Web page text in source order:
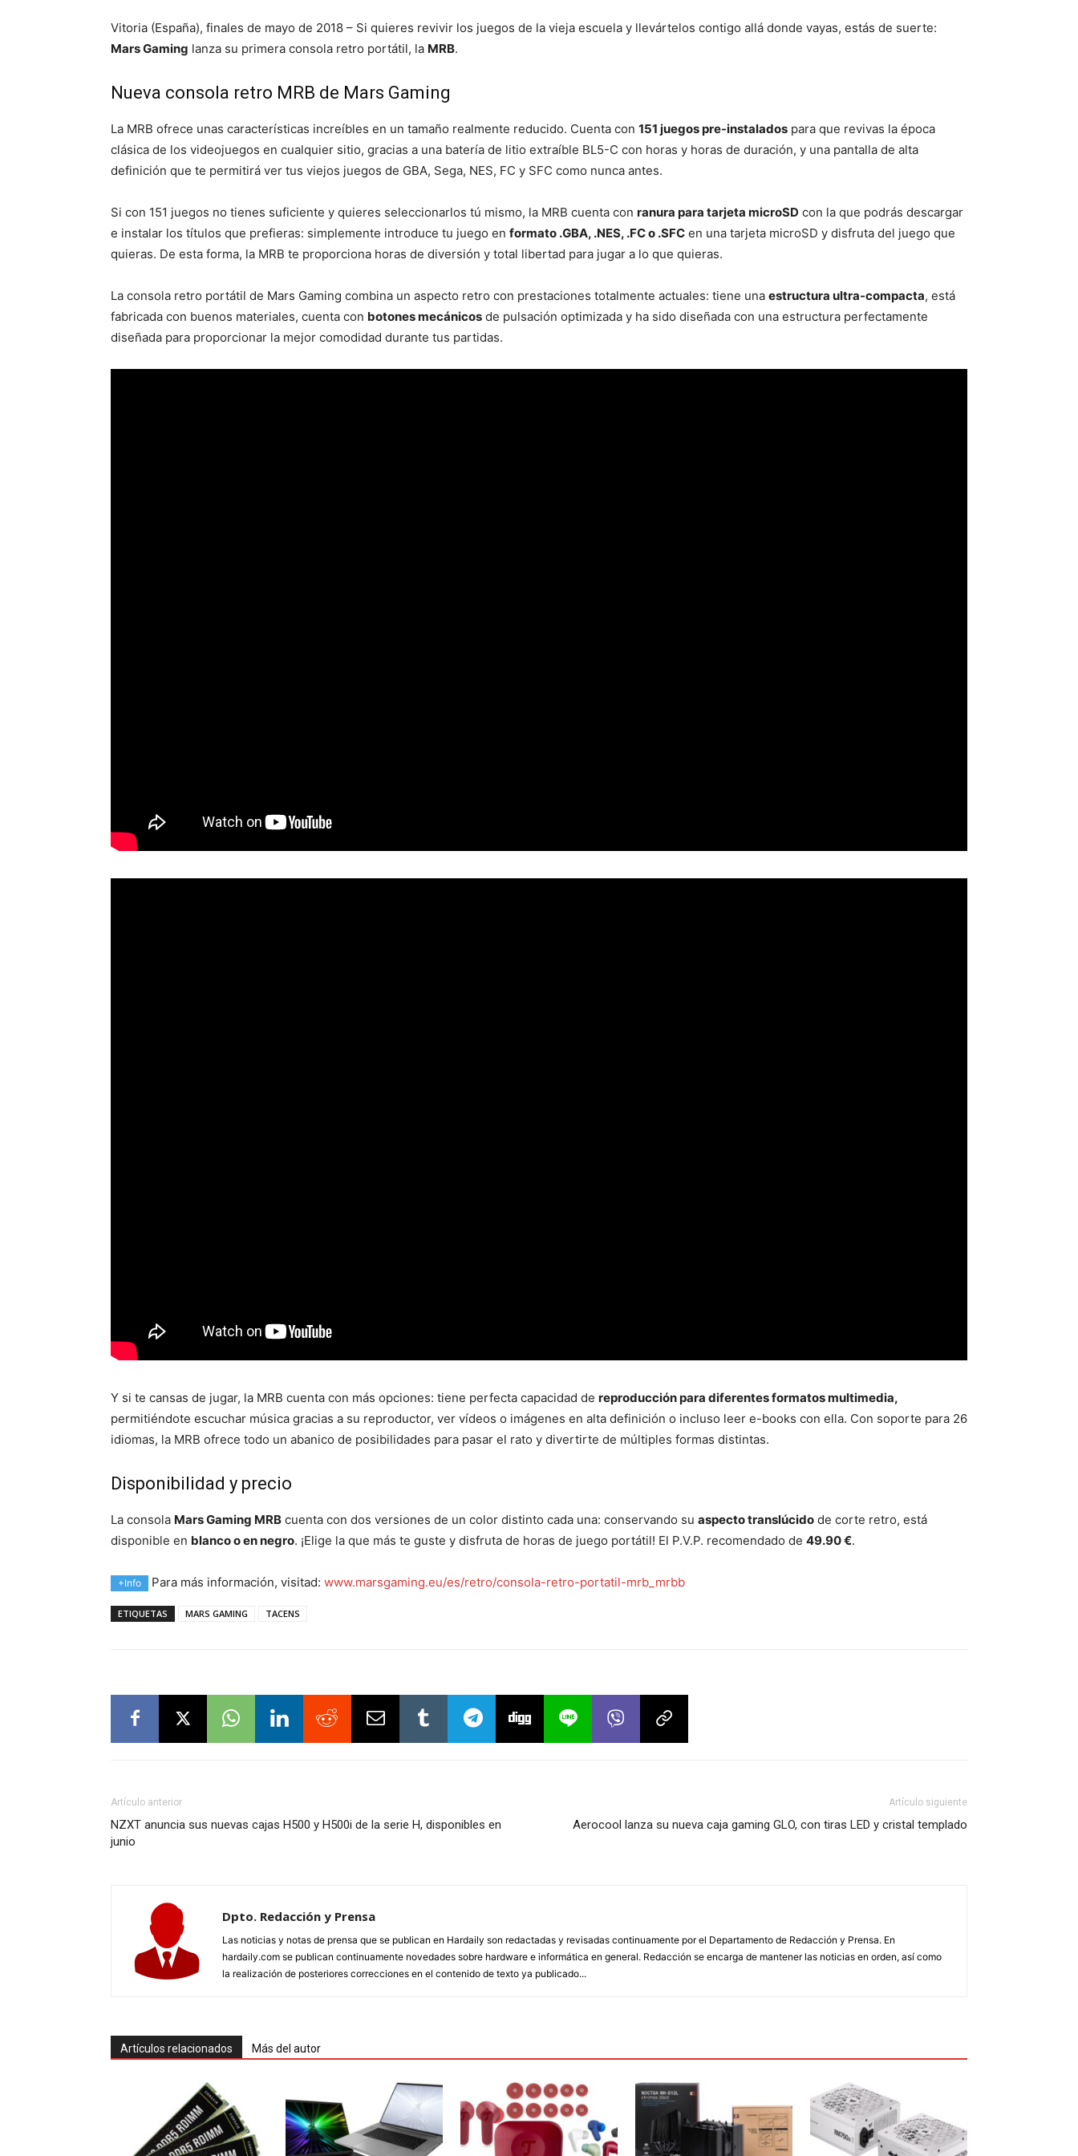
Vitoria (España), finales de mayo de 2018 – Si quieres revivir los juegos de la vieja escuela y llevártelos contigo allá donde vayas, estás de suerte:
Mars Gaming lanza su primera consola retro portátil, la MRB.
Nueva consola retro MRB de Mars Gaming
La MRB ofrece unas características increíbles en un tamaño realmente reducido. Cuenta con 151 juegos pre-instalados para que revivas la época
clásica de los videojuegos en cualquier sitio, gracias a una batería de litio extraíble BL5-C con horas y horas de duración, y una pantalla de alta
definición que te permitirá ver tus viejos juegos de GBA, Sega, NES, FC y SFC como nunca antes.
Si con 151 juegos no tienes suficiente y quieres seleccionarlos tú mismo, la MRB cuenta con ranura para tarjeta microSD con la que podrás descargar
e instalar los títulos que prefieras: simplemente introduce tu juego en formato .GBA, .NES, .FC o .SFC en una tarjeta microSD y disfruta del juego que
quieras. De esta forma, la MRB te proporciona horas de diversión y total libertad para jugar a lo que quieras.
La consola retro portátil de Mars Gaming combina un aspecto retro con prestaciones totalmente actuales: tiene una estructura ultra-compacta, está
fabricada con buenos materiales, cuenta con botones mecánicos de pulsación optimizada y ha sido diseñada con una estructura perfectamente
diseñada para proporcionar la mejor comodidad durante tus partidas.
Y si te cansas de jugar, la MRB cuenta con más opciones: tiene perfecta capacidad de reproducción para diferentes formatos multimedia,
permitiéndote escuchar música gracias a su reproductor, ver vídeos o imágenes en alta definición o incluso leer e-books con ella. Con soporte para 26
idiomas, la MRB ofrece todo un abanico de posibilidades para pasar el rato y divertirte de múltiples formas distintas.
Disponibilidad y precio
La consola Mars Gaming MRB cuenta con dos versiones de un color distinto cada una: conservando su aspecto translúcido de corte retro, está
disponible en blanco o en negro. ¡Elige la que más te guste y disfruta de horas de juego portátil! El P.V.P. recomendado de 49.90 €.
+Info Para más información, visitad: www.marsgaming.eu/es/retro/consola-retro-portatil-mrb_mrbb
ETIQUETAS MARS GAMING TACENS
Artículo anterior
NZXT anuncia sus nuevas cajas H500 y H500i de la serie H, disponibles en
junio
Artículo siguiente
Aerocool lanza su nueva caja gaming GLO, con tiras LED y cristal templado
Dpto. Redacción y Prensa
Las noticias y notas de prensa que se publican en Hardaily son redactadas y revisadas continuamente por el Departamento de Redacción y Prensa. En
hardaily.com se publican continuamente novedades sobre hardware e informática en general. Redacción se encarga de mantener las noticias en orden, así como
la realización de posteriores correcciones en el contenido de texto ya publicado...
Artículos relacionados Más del autor